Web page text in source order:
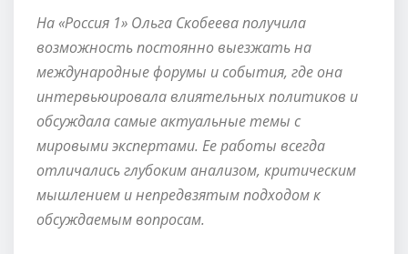
На «Россия 1» Ольга Скобеева получила
возможность постоянно выезжать на
международные форумы и события, где она
интервьюировала влиятельных политиков и
обсуждала самые актуальные темы с
мировыми экспертами. Ее работы всегда
отличались глубоким анализом, критическим
мышлением и непредвзятым подходом к
обсуждаемым вопросам.